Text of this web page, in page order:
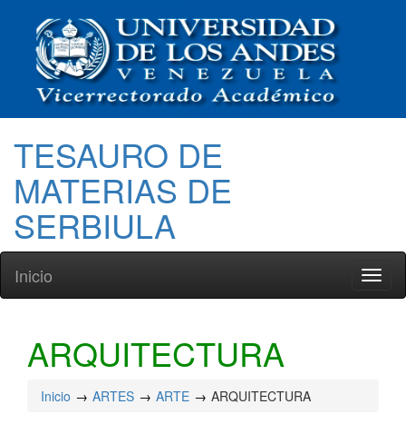
TESAURO DE
MATERIAS DE
SERBIULA
Inicio
ARQUITECTURA
Inicio ARTES ARTE ARQUITECTURA